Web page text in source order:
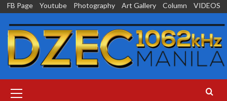
Skip
content
FB Page Youtube Photography Art Gallery Column VIDEOS
Menu